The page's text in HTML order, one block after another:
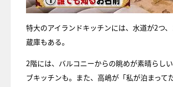
特大のアイランドキッチンには、水道が2つ
蔵庫もある。
2階には、バルコニーからの眺めが素晴らし
ブキッチンも。また、高嶋が「私が泊まっ